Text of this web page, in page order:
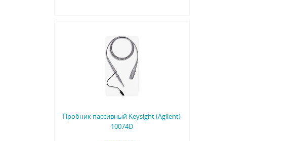
Пробник пассивный Keysight (Agilent)
10074D